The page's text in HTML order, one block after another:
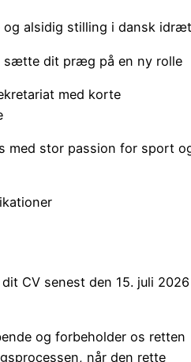
og alsidig stilling i dansk idræt
sætte dit præg på en ny rolle
med korte
med stor passion for sport
CV senest den 15. juli 2026
og forbeholder os retten
når den rette